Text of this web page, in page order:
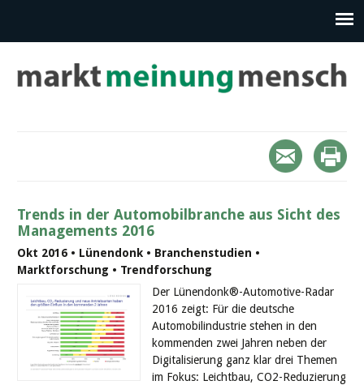
Trends in der Automobilbranche aus Sicht des
Managements 2016
Okt 2016 • Lünendonk • Branchenstudien •
Marktforschung • Trendforschung
Der Lünendonk®-Automotive-Radar
2016 zeigt: Für die deutsche
Automobilindustrie stehen in den
kommenden zwei Jahren neben der
Digitalisierung ganz klar drei Themen
im Fokus: Leichtbau, CO2-Reduzierung